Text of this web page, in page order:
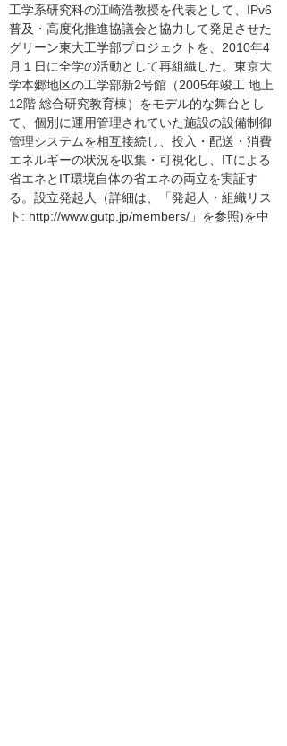
工学系研究科の江崎浩教授を代表として、IPv6
普及・高度化推進協議会と協力して発足させた
グリーン東大工学部プロジェクトを、2010年4
月１日に全学の活動として再組織した。東京大
学本郷地区の工学部新2号館（2005年竣工 地上
12階 総合研究教育棟）をモデル的な舞台とし
て、個別に運用管理されていた施設の設備制御
管理システムを相互接続し、投入・配送・消費
エネルギーの状況を収集・可視化し、ITによる
省エネとIT環境自体の省エネの両立を実証す
る。設立発起人（詳細は、「発起人・組織リス
ト: http://www.gutp.jp/members/」を参照)を中